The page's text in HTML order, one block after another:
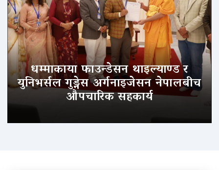
धम्माकाया फाउन्डेसन थाइल्याण्ड र
युनिभर्सल गुड्नेस अर्गनाइजेसन नेपालबीच
औपचारिक सहकार्य